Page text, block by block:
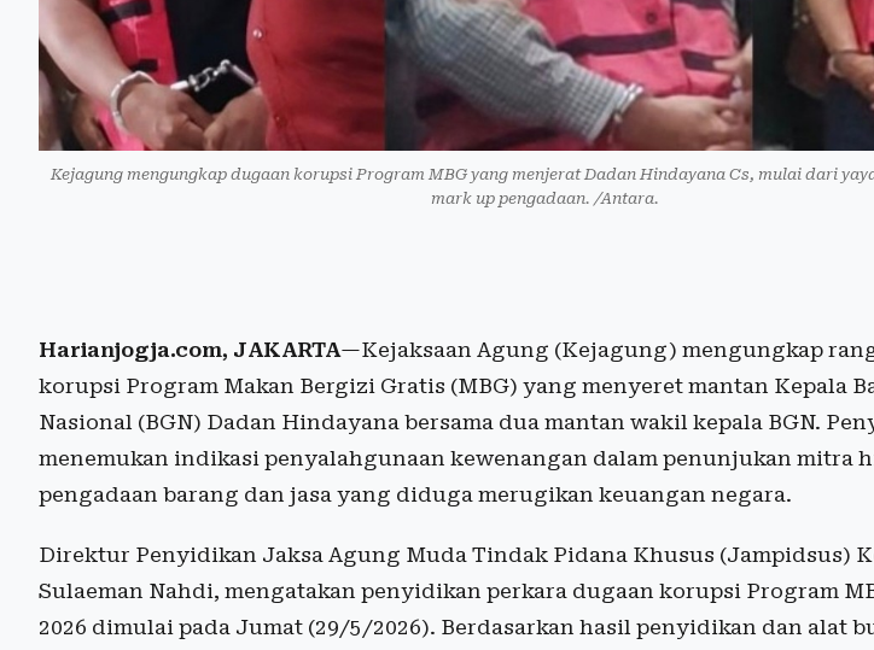
Kejagung mengungkap dugaan korupsi Program MBG yang menjerat Dadan Hindayana Cs, mulai dari
mark up pengadaan. /Antara.
Harianjogja.com, JAKARTA—Kejaksaan Agung (Kejagung) mengungkap
korupsi Program Makan Bergizi Gratis (MBG) yang menyeret mantan Kepala
Nasional (BGN) Dadan Hindayana bersama dua mantan wakil kepala BGN.
menemukan indikasi penyalahgunaan kewenangan dalam penunjukan mitra
pengadaan barang dan jasa yang diduga merugikan keuangan negara.
Direktur Penyidikan Jaksa Agung Muda Tindak Pidana Khusus (Jampidsus)
Sulaeman Nahdi, mengatakan penyidikan perkara dugaan korupsi Program
2026 dimulai pada Jumat (29/5/2026). Berdasarkan hasil penyidikan dan alat